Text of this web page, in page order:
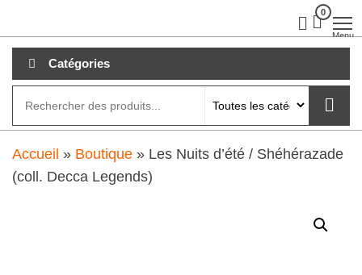
au
contenu
0
Menu
Catégories
Accueil » Boutique » Les Nuits d’été / Shéhérazade
(coll. Decca Legends)